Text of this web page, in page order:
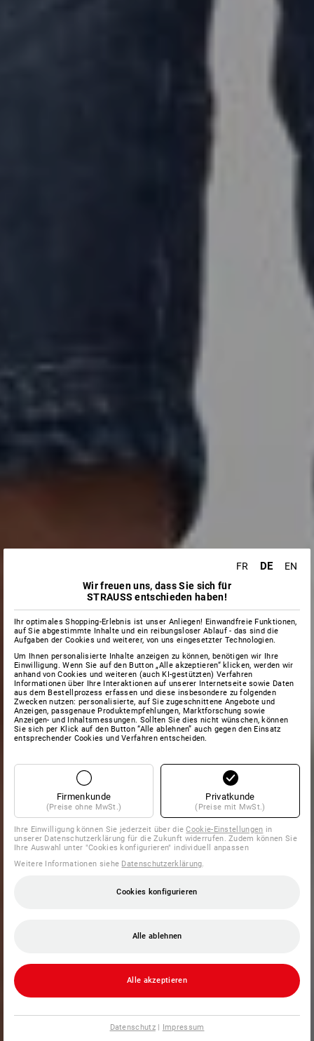
FR DE
EN
Wir freuen uns, dass Sie sich für
STRAUSS entschieden haben!
Ihr optimales Shopping-Erlebnis ist unser Anliegen! Einwandfreie Funktionen,
auf Sie abgestimmte Inhalte und ein reibungsloser Ablauf - das sind die
Aufgaben der Cookies und weiterer, von uns eingesetzter Technologien.
Um Ihnen personalisierte Inhalte anzeigen zu können, benötigen wir Ihre
Einwilligung. Wenn Sie auf den Button „Alle akzeptieren“ klicken, werden wir
anhand von Cookies und weiteren (auch KI-gestützten) Verfahren
Informationen über Ihre Interaktionen auf unserer Internetseite sowie Daten
aus dem Bestellprozess erfassen und diese insbesondere zu folgenden
Zwecken nutzen: personalisierte, auf Sie zugeschnittene Angebote und
Anzeigen, passgenaue Produktempfehlungen, Marktforschung sowie
Anzeigen- und Inhaltsmessungen. Sollten Sie dies nicht wünschen, können
Sie sich per Klick auf den Button “Alle ablehnen” auch gegen den Einsatz
entsprechender Cookies und Verfahren entscheiden.
Firmenkunde
(Preise ohne MwSt.)
Privatkunde
(Preise mit MwSt.)
Ihre Einwilligung können Sie jederzeit über dieCookie-Einstellungen in
unserer Datenschutzerklärung für die Zukunft widerrufen. Zudem können Sie
Ihre Auswahl unter "Cookies konfigurieren" individuell anpassen
Weitere Informationen siehe Datenschutzerklärung
Cookies konfigurieren
Alle ablehnen
Alle akzeptieren
Datenschutz| Impressum